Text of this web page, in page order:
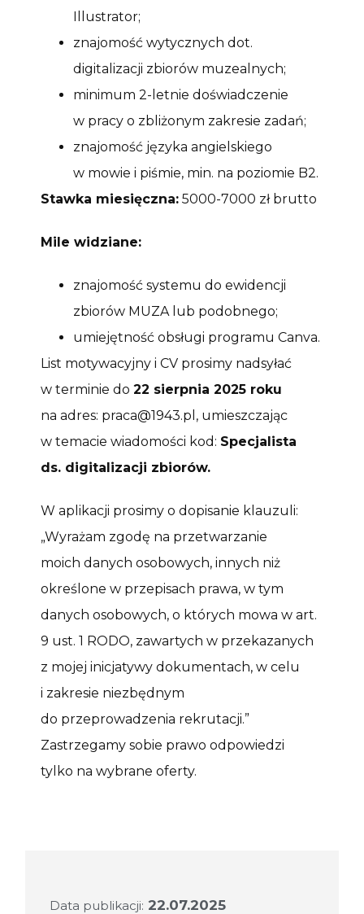
Illustrator;
znajomość wytycznych dot.
digitalizacji zbiorów muzealnych;
minimum 2-letnie doświadczenie
w pracy o zbliżonym zakresie zadań;
znajomość języka angielskiego
w mowie i piśmie, min. na poziomie B2.
Stawka miesięczna: 5000-7000 zł brutto
Mile widziane:
znajomość systemu do ewidencji
zbiorów MUZA lub podobnego;
umiejętność obsługi programu Canva.
List motywacyjny i CV prosimy nadsyłać
w terminie do 22 sierpnia 2025 roku
na adres: praca@1943.pl, umieszczając
w temacie wiadomości kod: Specjalista
ds. digitalizacji zbiorów.
W aplikacji prosimy o dopisanie klauzuli:
„Wyrażam zgodę na przetwarzanie
moich danych osobowych, innych niż
określone w przepisach prawa, w tym
danych osobowych, o których mowa w art.
9 ust. 1 RODO, zawartych w przekazanych
z mojej inicjatywy dokumentach, w celu
i zakresie niezbędnym
do przeprowadzenia rekrutacji.”
Zastrzegamy sobie prawo odpowiedzi
tylko na wybrane oferty.
Data publikacji: 22.07.2025